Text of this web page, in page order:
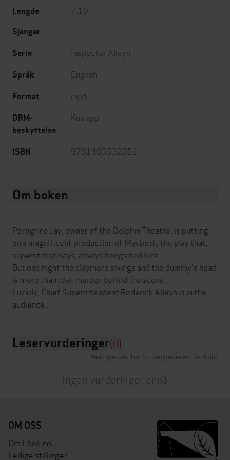
Lengde 7:19
Sjanger
Serie
Inspector Alleyn
Språk English
Format mp3
DRM-
beskyttelse
Kun app
ISBN 9781405532051
Om boken
Peregrine Jay, owner of the Dolphin Theatre, is putting
on a magnificent production of Macbeth, the play that,
superstition says, always brings bad luck.
But one night the claymore swings and the dummy's head
is more than real: murder behind the scene.
Luckily, Chief Superintendent Roderick Alleyn is in the
Leservurderinger(0)
Betingelser for brukergenerert innhold
Ingen vurderinger ennå
OM OSS
Om Ebok.no
Ledige stillinger